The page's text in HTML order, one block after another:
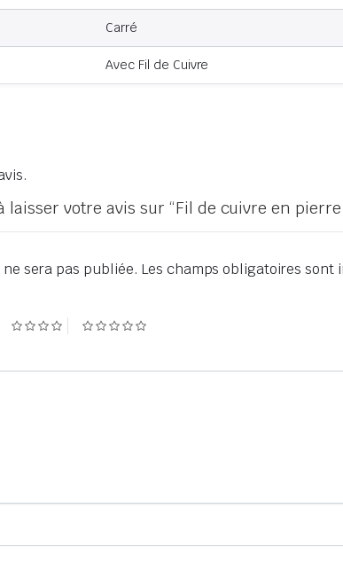
Carré
Avec Fil de Cuivre
laisser votre avis sur “Fil de cuivre en
sera pas publiée. Les champs obligatoires sont